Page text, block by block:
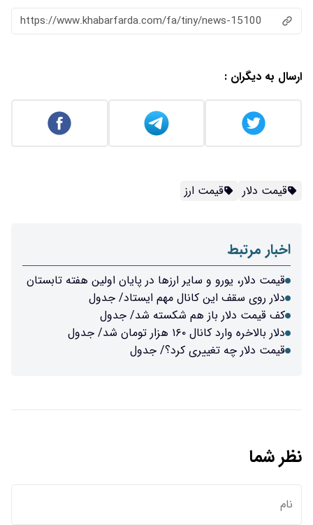
https://www.khabarfarda.com/fa/tiny/news-15100
ارسال به دیگران :
قیمت دلار قیمت ارز
اخبار مرتبط
قیمت دلار، یورو و سایر ارزها در پایان اولین هفته تابستان
دلار روی سقف این کانال مهم ایستاد/ جدول
کف قیمت دلار باز هم شکسته شد/ جدول
دلار بالاخره وارد کانال ۱۶۰ هزار تومان شد/ جدول
قیمت دلار چه تغییری کرد؟/ جدول
نظر شما